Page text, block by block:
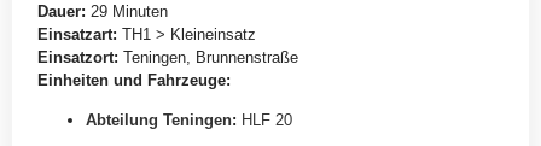
Dauer: 29 Minuten
Einsatzart: TH1 > Kleineinsatz
Einsatzort: Teningen, Brunnenstraße
Einheiten und Fahrzeuge:
Abteilung Teningen: HLF 20